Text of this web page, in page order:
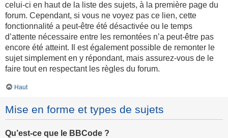
celui-ci en haut de la liste des sujets, à la première page du
forum. Cependant, si vous ne voyez pas ce lien, cette
fonctionnalité a peut-être été désactivée ou le temps
d’attente nécessaire entre les remontées n’a peut-être pas
encore été atteint. Il est également possible de remonter le
sujet simplement en y répondant, mais assurez-vous de le
faire tout en respectant les règles du forum.
Haut
Mise en forme et types de sujets
Qu’est-ce que le BBCode ?